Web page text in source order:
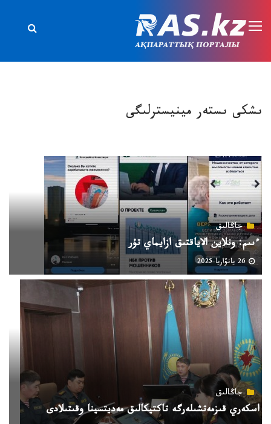
ىشكى ىستەر مينيسترلىگى
جاڭالىق
ءىىم: ونلاين الاياقتىق ازايماي تۇر
26 يانۆاريا 2025
جاڭالىق
اسكەري قىزمەتشىلەرگە تاكتيكالىق مەديتسينا وقىتىلادى